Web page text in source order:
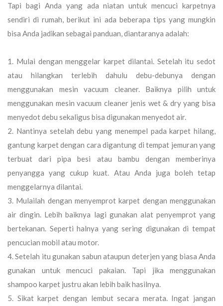
Tapi bagi Anda yang ada niatan untuk mencuci karpetnya
sendiri di rumah, berikut ini ada beberapa tips yang mungkin
bisa Anda jadikan sebagai panduan, diantaranya adalah:
Mulai dengan menggelar karpet dilantai. Setelah itu sedot
atau hilangkan terlebih dahulu debu-debunya dengan
menggunakan mesin vacuum cleaner. Baiknya pilih untuk
menggunakan mesin vacuum cleaner jenis wet & dry yang bisa
menyedot debu sekaligus bisa digunakan menyedot air.
Nantinya setelah debu yang menempel pada karpet hilang,
gantung karpet dengan cara digantung di tempat jemuran yang
terbuat dari pipa besi atau bambu dengan memberinya
penyangga yang cukup kuat. Atau Anda juga boleh tetap
menggelarnya dilantai.
Mulailah dengan menyemprot karpet dengan menggunakan
air dingin. Lebih baiknya lagi gunakan alat penyemprot yang
bertekanan. Seperti halnya yang sering digunakan di tempat
pencucian mobil atau motor.
Setelah itu gunakan sabun ataupun deterjen yang biasa Anda
gunakan untuk mencuci pakaian. Tapi jika menggunakan
shampoo karpet justru akan lebih baik hasilnya.
Sikat karpet dengan lembut secara merata. Ingat jangan